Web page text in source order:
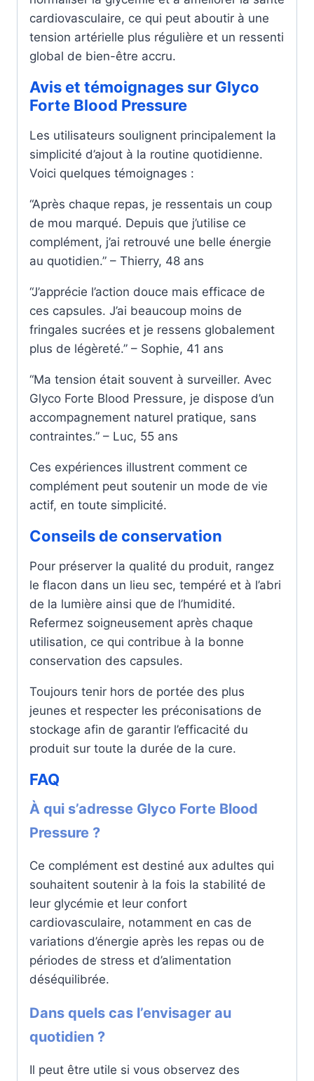
cardiovasculaire, ce qui peut aboutir à une
tension artérielle plus régulière et un ressenti
global de bien-être accru.
Avis et témoignages sur Glyco
Forte Blood Pressure
Les utilisateurs soulignent principalement la
simplicité d’ajout à la routine quotidienne.
Voici quelques témoignages :
“Après chaque repas, je ressentais un coup
de mou marqué. Depuis que j’utilise ce
complément, j’ai retrouvé une belle énergie
au quotidien.” – Thierry, 48 ans
“J’apprécie l’action douce mais efficace de
ces capsules. J’ai beaucoup moins de
fringales sucrées et je ressens globalement
plus de légèreté.” – Sophie, 41 ans
“Ma tension était souvent à surveiller. Avec
Glyco Forte Blood Pressure, je dispose d’un
accompagnement naturel pratique, sans
contraintes.” – Luc, 55 ans
Ces expériences illustrent comment ce
complément peut soutenir un mode de vie
actif, en toute simplicité.
Conseils de conservation
Pour préserver la qualité du produit, rangez
le flacon dans un lieu sec, tempéré et à l’abri
de la lumière ainsi que de l’humidité.
Refermez soigneusement après chaque
utilisation, ce qui contribue à la bonne
conservation des capsules.
Toujours tenir hors de portée des plus
jeunes et respecter les préconisations de
stockage afin de garantir l’efficacité du
produit sur toute la durée de la cure.
FAQ
À qui s’adresse Glyco Forte Blood
Pressure ?
Ce complément est destiné aux adultes qui
souhaitent soutenir à la fois la stabilité de
leur glycémie et leur confort
cardiovasculaire, notamment en cas de
variations d’énergie après les repas ou de
périodes de stress et d’alimentation
déséquilibrée.
Dans quels cas l’envisager au
quotidien ?
Il peut être utile si vous observez des